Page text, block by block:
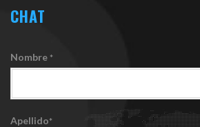
CHAT
Nombre *
Apellido*